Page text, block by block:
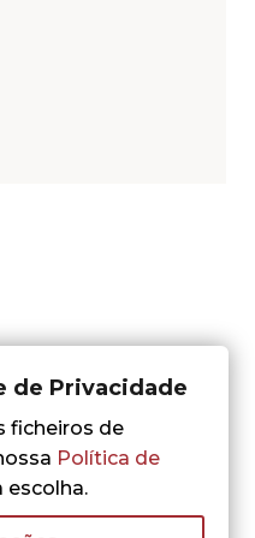
de Privacidade
ficheiros de
Política de
escolha.